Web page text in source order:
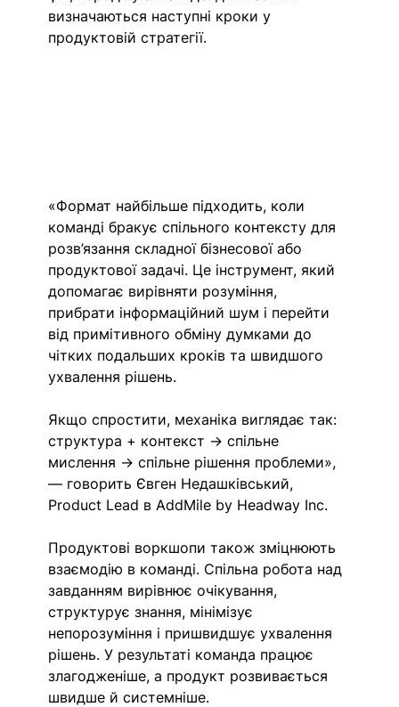
визначаються наступні кроки у
продуктовій стратегії.
«Формат найбільше підходить, коли
команді бракує спільного контексту для
розв’язання складної бізнесової або
продуктової задачі. Це інструмент, який
допомагає вирівняти розуміння,
прибрати інформаційний шум і перейти
від примітивного обміну думками до
чітких подальших кроків та швидшого
ухвалення рішень.
Якщо спростити, механіка виглядає так:
структура + контекст → спільне
мислення → спільне рішення проблеми»,
— говорить Євген Недашківський,
Product Lead в AddMile by Headway Inc.
Продуктові воркшопи також зміцнюють
взаємодію в команді. Спільна робота над
завданням вирівнює очікування,
структурує знання, мінімізує
непорозуміння і пришвидшує ухвалення
рішень. У результаті команда працює
злагодженіше, а продукт розвивається
швидше й системніше.